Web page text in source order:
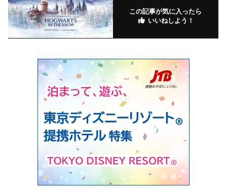
この記事が気に入ったら
いいねしよう！